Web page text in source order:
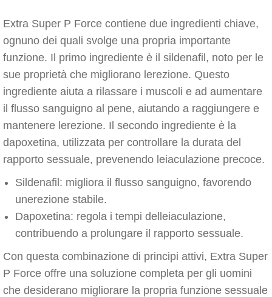
Extra Super P Force contiene due ingredienti chiave,
ognuno dei quali svolge una propria importante
funzione. Il primo ingrediente è il sildenafil, noto per le
sue proprietà che migliorano lerezione. Questo
ingrediente aiuta a rilassare i muscoli e ad aumentare
il flusso sanguigno al pene, aiutando a raggiungere e
mantenere lerezione. Il secondo ingrediente è la
dapoxetina, utilizzata per controllare la durata del
rapporto sessuale, prevenendo leiaculazione precoce.
Sildenafil: migliora il flusso sanguigno, favorendo
unerezione stabile.
Dapoxetina: regola i tempi delleiaculazione,
contribuendo a prolungare il rapporto sessuale.
Con questa combinazione di principi attivi, Extra Super
P Force offre una soluzione completa per gli uomini
che desiderano migliorare la propria funzione sessuale